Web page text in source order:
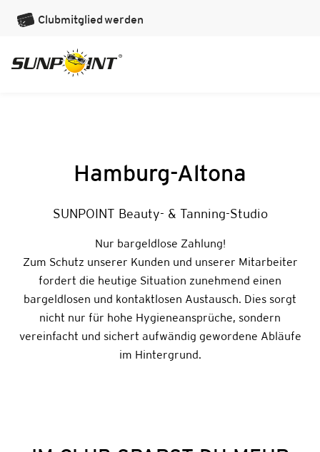
Clubmitgliedwerden
Hamburg-Altona
SUNPOINT Beauty- & Tanning-Studio
Nur bargeldlose Zahlung!
Zum Schutz unserer Kunden und unserer Mitarbeiter
fordert die heutige Situation zunehmend einen
bargeldlosen und kontaktlosen Austausch. Dies sorgt
nicht nur für hohe Hygieneansprüche, sondern
vereinfacht und sichert aufwändig gewordene Abläufe
im Hintergrund.